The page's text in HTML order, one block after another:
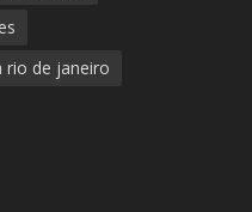
rio de janeiro